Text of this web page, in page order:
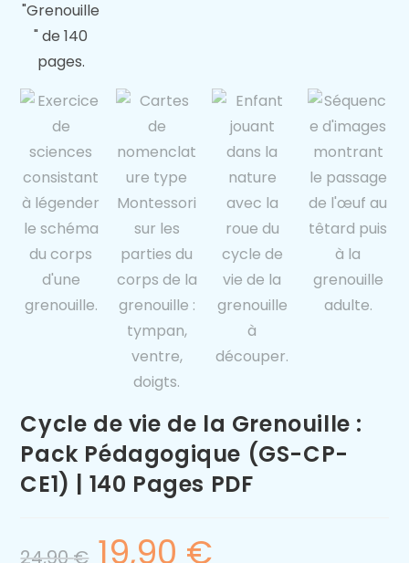
Cycle de vie de la Grenouille :
Pack Pédagogique (GS-CP-
CE1) | 140 Pages PDF
24,90€ 19,90 €